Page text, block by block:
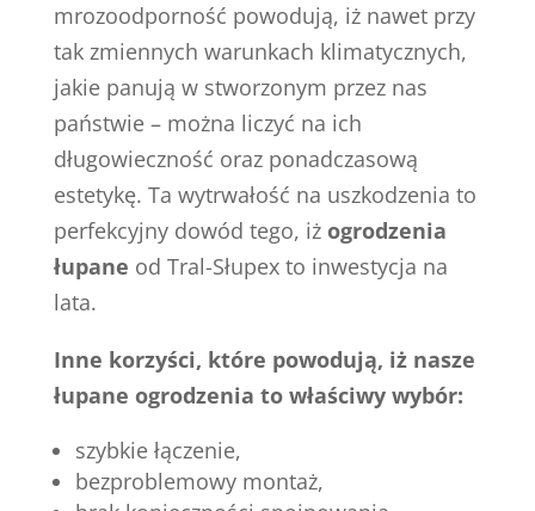
mrozoodporność powodują, iż nawet przy
tak zmiennych warunkach klimatycznych,
jakie panują w stworzonym przez nas
państwie – można liczyć na ich
długowieczność oraz ponadczasową
estetykę. Ta wytrwałość na uszkodzenia to
perfekcyjny dowód tego, iż ogrodzenia
łupane od Tral-Słupex to inwestycja na
lata.
Inne korzyści, które powodują, iż nasze
łupane ogrodzenia to właściwy wybór:
szybkie łączenie,
bezproblemowy montaż,